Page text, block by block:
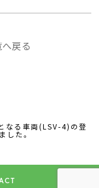
戻る
なる車両(LSV-4)の登
した。